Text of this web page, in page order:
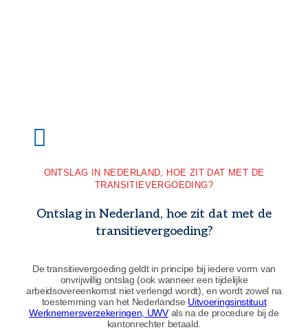
ONTSLAG IN NEDERLAND, HOE ZIT DAT MET DE
TRANSITIEVERGOEDING?
Ontslag in Nederland, hoe zit dat met de
transitievergoeding?
De transitievergoeding geldt in principe bij iedere vorm van
onvrijwillig ontslag (ook wanneer een tijdelijke
arbeidsovereenkomst niet verlengd wordt), en wordt zowel na
toestemming van het Nederlandse Uitvoeringsinstituut
Werknemersverzekeringen, UWVals na de procedure bij de
kantonrechter betaald.